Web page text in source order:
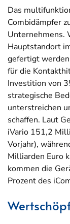
Das
Combidämpfer
Unternehmens.
Hauptstandort
gefertigt
für die
Investition von
strategische
unterstreichen
schaffen. Laut
iVario 151,2
Vorjahr),
Milliarden Euro
kommen die
Prozent des